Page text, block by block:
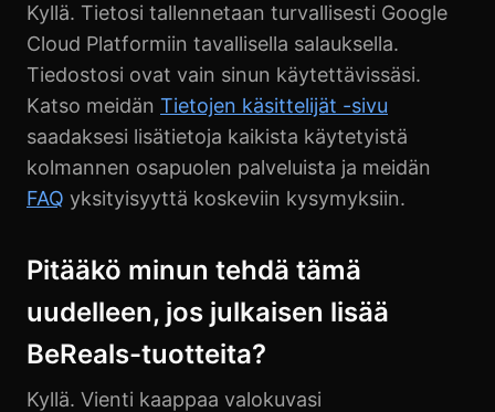
Kyllä. Tietosi tallennetaan turvallisesti Google
Cloud Platformiin tavallisella salauksella.
Tiedostosi ovat vain sinun käytettävissäsi.
Katso meidän Tietojen käsittelijät -sivu
saadaksesi lisätietoja kaikista käytetyistä
kolmannen osapuolen palveluista ja meidän
FAQ yksityisyyttä koskeviin kysymyksiin.
Pitääkö minun tehdä tämä
uudelleen, jos julkaisen lisää
BeReals-tuotteita?
Kyllä. Vienti kaappaa valokuvasi